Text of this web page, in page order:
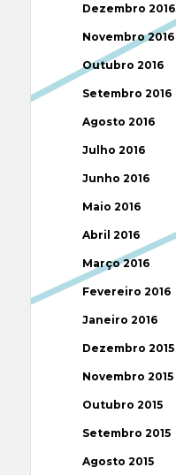
Dezembro 2016
Novembro 2016
Outubro 2016
Setembro 2016
Agosto 2016
Julho 2016
Junho 2016
Maio 2016
Abril 2016
Março 2016
Fevereiro 2016
Janeiro 2016
Dezembro 2015
Novembro 2015
Outubro 2015
Setembro 2015
Agosto 2015